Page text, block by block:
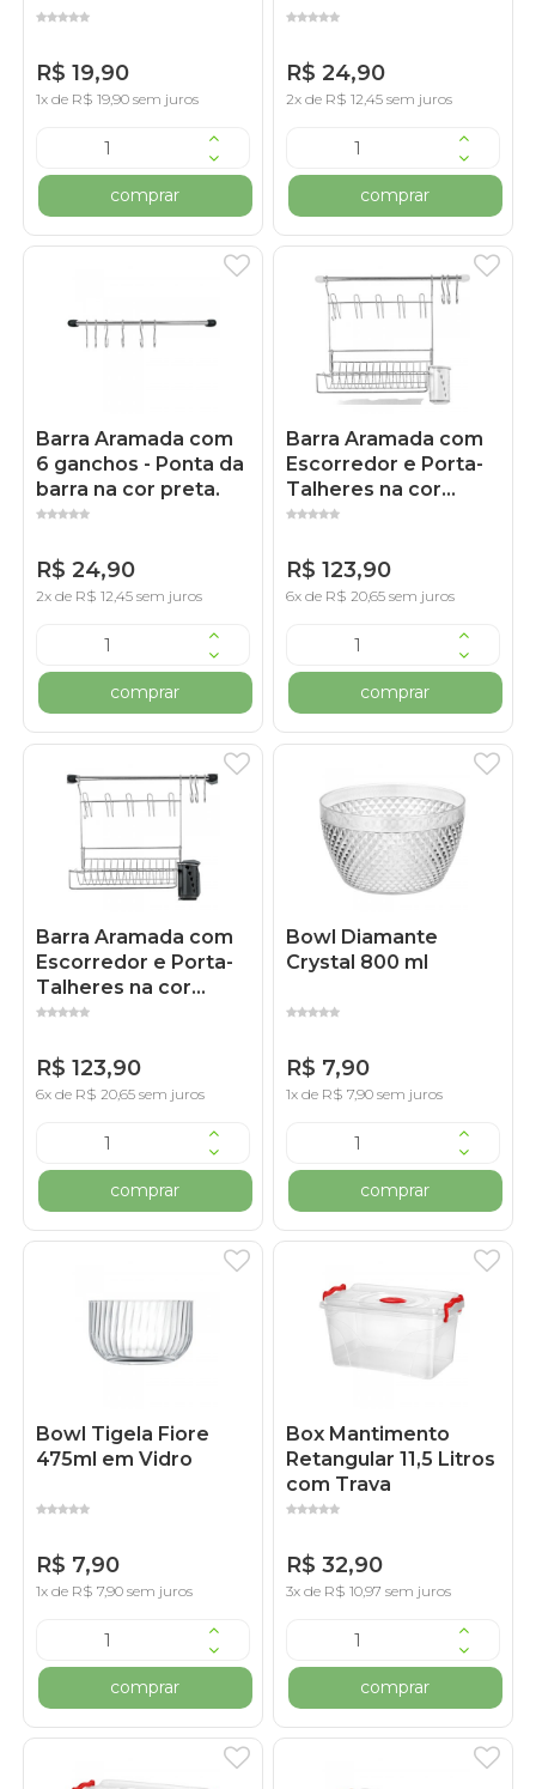
R$ 19,90
1x de R$ 19,90 sem juros
comprar
R$ 24,90
2x de R$ 12,45 sem juros
comprar
Barra Aramada com
6 ganchos - Ponta da
barra na cor preta.
R$ 24,90
2x de R$ 12,45 sem juros
comprar
Barra Aramada com
Escorredor e Porta-
Talheres na cor
Branca + 3 Ganchos
R$ 123,90
6x de R$ 20,65 sem juros
comprar
Barra Aramada com
Escorredor e Porta-
Talheres na cor
Preta + 3 Ganchos
R$ 123,90
6x de R$ 20,65 sem juros
comprar
Bowl Diamante
Crystal 800 ml
R$ 7,90
1x de R$ 7,90 sem juros
comprar
Bowl Tigela Fiore
475ml em Vidro
R$ 7,90
1x de R$ 7,90 sem juros
comprar
Box Mantimento
Retangular 11,5 Litros
com Trava
R$ 32,90
3x de R$ 10,97 sem juros
comprar